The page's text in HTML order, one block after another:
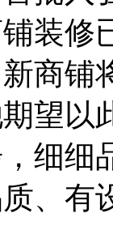
装修
商铺
望以
细细
、有